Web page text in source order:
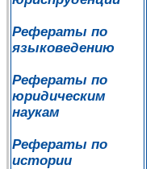
Рефераты по
языковедению
Рефераты по
юридическим
наукам
Рефераты по
истории